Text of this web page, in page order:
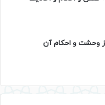
وحشت و احکام آن